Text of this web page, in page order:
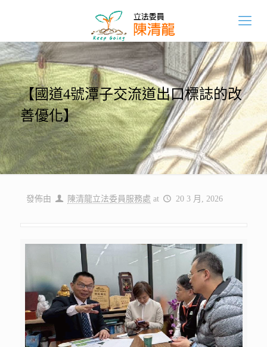
【國道4號潭子交流道出口標誌的改
善優化】
發佈由 陳清龍立法委員服務處 at 20 3 月, 2026